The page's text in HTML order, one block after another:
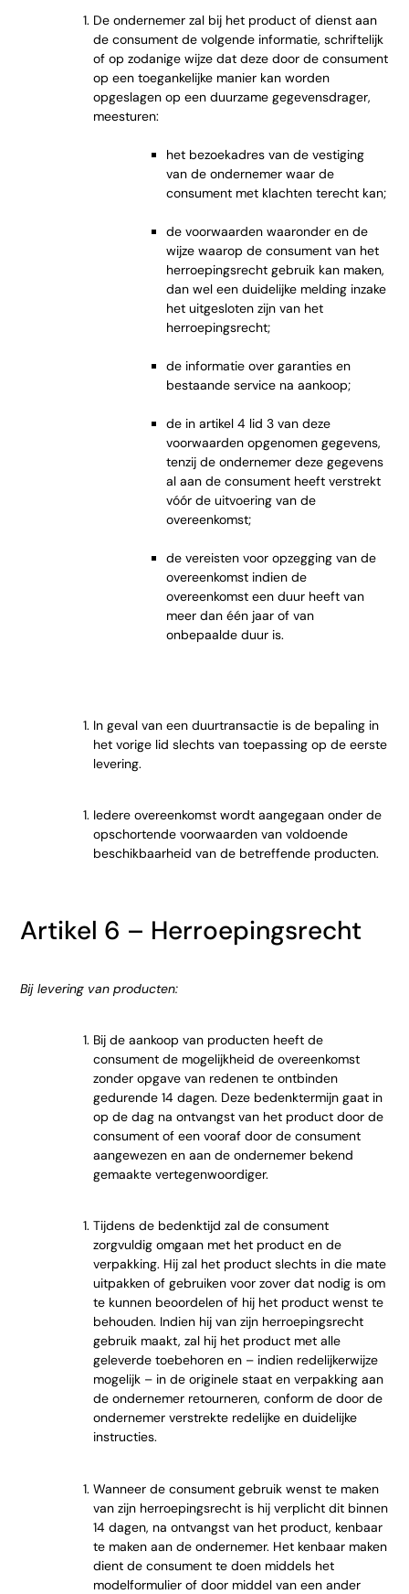
De ondernemer zal bij het product of dienst aan
de consument de volgende informatie, schriftelijk
of op zodanige wijze dat deze door de consument
op een toegankelijke manier kan worden
opgeslagen op een duurzame gegevensdrager,
meesturen:
het bezoekadres van de vestiging
van de ondernemer waar de
consument met klachten terecht kan;
de voorwaarden waaronder en de
wijze waarop de consument van het
herroepingsrecht gebruik kan maken,
dan wel een duidelijke melding inzake
het uitgesloten zijn van het
herroepingsrecht;
de informatie over garanties en
bestaande service na aankoop;
de in artikel 4 lid 3 van deze
voorwaarden opgenomen gegevens,
tenzij de ondernemer deze gegevens
al aan de consument heeft verstrekt
vóór de uitvoering van de
overeenkomst;
de vereisten voor opzegging van de
overeenkomst indien de
overeenkomst een duur heeft van
meer dan één jaar of van
onbepaalde duur is.
In geval van een duurtransactie is de bepaling in
het vorige lid slechts van toepassing op de eerste
levering.
Iedere overeenkomst wordt aangegaan onder de
opschortende voorwaarden van voldoende
beschikbaarheid van de betreffende producten.
Artikel 6 – Herroepingsrecht
Bij levering van producten:
Bij de aankoop van producten heeft de
consument de mogelijkheid de overeenkomst
zonder opgave van redenen te ontbinden
gedurende 14 dagen. Deze bedenktermijn gaat in
op de dag na ontvangst van het product door de
consument of een vooraf door de consument
aangewezen en aan de ondernemer bekend
gemaakte vertegenwoordiger.
Tijdens de bedenktijd zal de consument
zorgvuldig omgaan met het product en de
verpakking. Hij zal het product slechts in die mate
uitpakken of gebruiken voor zover dat nodig is om
te kunnen beoordelen of hij het product wenst te
behouden. Indien hij van zijn herroepingsrecht
gebruik maakt, zal hij het product met alle
geleverde toebehoren en – indien redelijkerwijze
mogelijk – in de originele staat en verpakking aan
de ondernemer retourneren, conform de door de
ondernemer verstrekte redelijke en duidelijke
instructies.
Wanneer de consument gebruik wenst te maken
van zijn herroepingsrecht is hij verplicht dit binnen
14 dagen, na ontvangst van het product, kenbaar
te maken aan de ondernemer. Het kenbaar maken
dient de consument te doen middels het
modelformulier of door middel van een ander